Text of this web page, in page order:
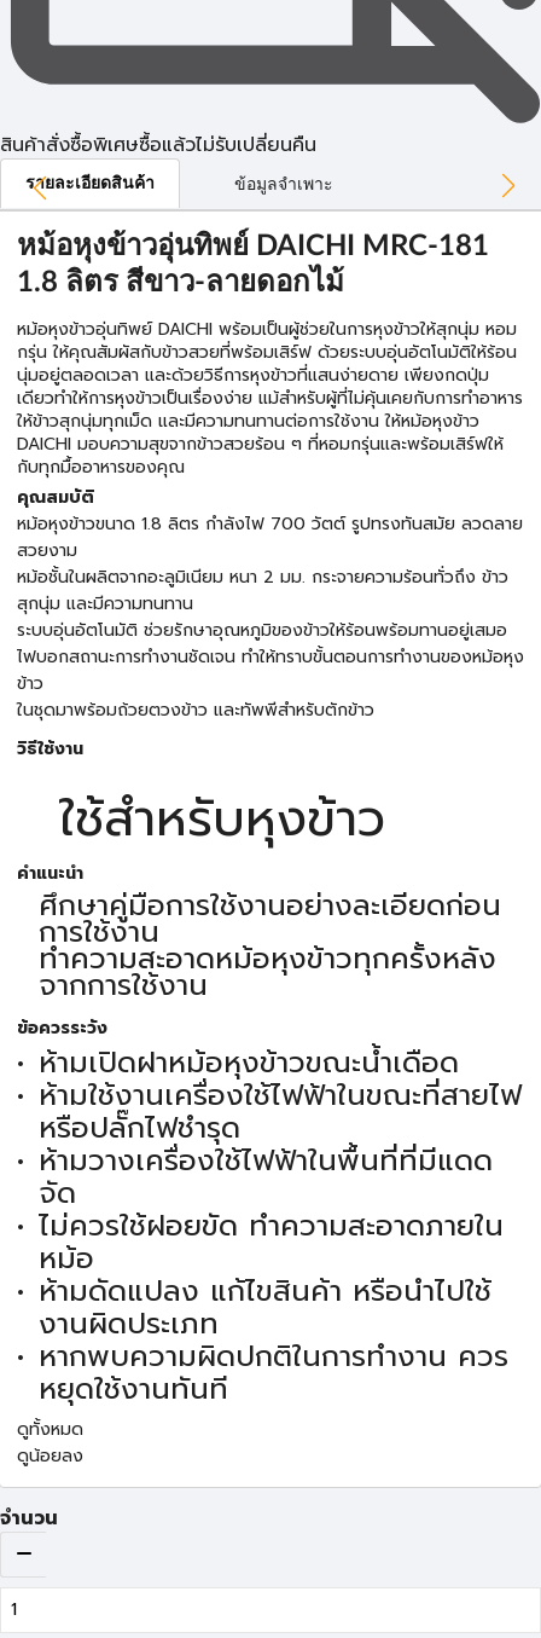
สินค้าสั่งซื้อพิเศษซื้อแล้วไม่รับเปลี่ยนคืน
รายละเอียดสินค้า ข้อมูลจำเพาะ
หม้อหุงข้าวอุ่นทิพย์ DAICHI MRC-181
1.8 ลิตร สีขาว-ลายดอกไม้
หม้อหุงข้าวอุ่นทิพย์ DAICHI พร้อมเป็นผู้ช่วยในการหุงข้าวให้สุกนุ่ม หอม
กรุ่น ให้คุณสัมผัสกับข้าวสวยที่พร้อมเสิร์ฟ ด้วยระบบอุ่นอัตโนมัติให้ร้อน
นุ่มอยู่ตลอดเวลา และด้วยวิธีการหุงข้าวที่แสนง่ายดาย เพียงกดปุ่ม
เดียวทำให้การหุงข้าวเป็นเรื่องง่าย แม้สำหรับผู้ที่ไม่คุ้นเคยกับการทำอาหาร
ให้ข้าวสุกนุ่มทุกเม็ด และมีความทนทานต่อการใช้งาน ให้หม้อหุงข้าว
DAICHI มอบความสุขจากข้าวสวยร้อน ๆ ที่หอมกรุ่นและพร้อมเสิร์ฟให้
กับทุกมื้ออาหารของคุณ
คุณสมบัติ
หม้อหุงข้าวขนาด 1.8 ลิตร กำลังไฟ 700 วัตต์ รูปทรงทันสมัย ลวดลาย
สวยงาม
หม้อชั้นในผลิตจากอะลูมิเนียม หนา 2 มม. กระจายความร้อนทั่วถึง ข้าว
สุกนุ่ม และมีความทนทาน
ระบบอุ่นอัตโนมัติ ช่วยรักษาอุณหภูมิของข้าวให้ร้อนพร้อมทานอยู่เสมอ
ไฟบอกสถานะการทำงานชัดเจน ทำให้ทราบขั้นตอนการทำงานของหม้อหุง
ข้าว
ในชุดมาพร้อมถ้วยตวงข้าว และทัพพีสำหรับตักข้าว
วิธีใช้งาน
ใช้สำหรับหุงข้าว
คำแนะนำ
ศึกษาคู่มือการใช้งานอย่างละเอียดก่อน
การใช้งาน
ทำความสะอาดหม้อหุงข้าวทุกครั้งหลัง
จากการใช้งาน
ข้อควรระวัง
ห้ามเปิดฝาหม้อหุงข้าวขณะน้ำเดือด
ห้ามใช้งานเครื่องใช้ไฟฟ้าในขณะที่สายไฟ
หรือปลั๊กไฟชำรุด
ห้ามวางเครื่องใช้ไฟฟ้าในพื้นที่ที่มีแดด
จัด
ไม่ควรใช้ฝอยขัด ทำความสะอาดภายใน
หม้อ
ห้ามดัดแปลง แก้ไขสินค้า หรือนำไปใช้
งานผิดประเภท
หากพบความผิดปกติในการทำงาน ควร
หยุดใช้งานทันที
ดูทั้งหมด
ดูน้อยลง
จำนวน